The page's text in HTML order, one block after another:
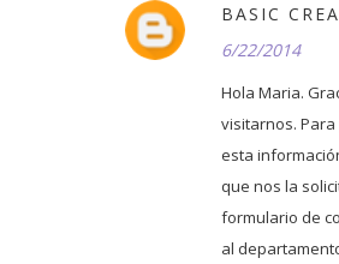
BASIC CREA
6/22/2014
Hola Maria.
visitarnos.
esta
que nos la
formulario de
al